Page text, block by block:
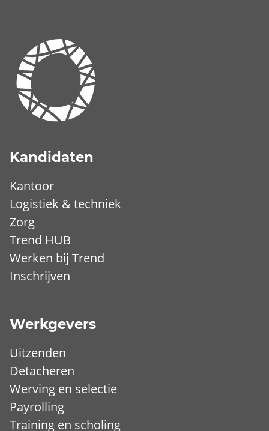
Kandidaten
Kantoor
Logistiek & techniek
Zorg
Trend HUB
Werken bij Trend
Inschrijven
Werkgevers
Uitzenden
Detacheren
Werving en selectie
Payrolling
Training en scholing